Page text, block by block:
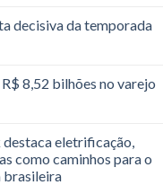
decisiva da temporada
8,52 bilhões no varejo
eletrificação,
como caminhos para o
brasileira